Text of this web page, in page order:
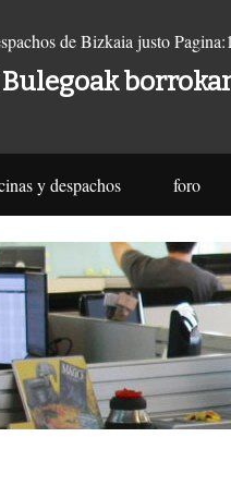
de Bizkaia justo
y despachos foro